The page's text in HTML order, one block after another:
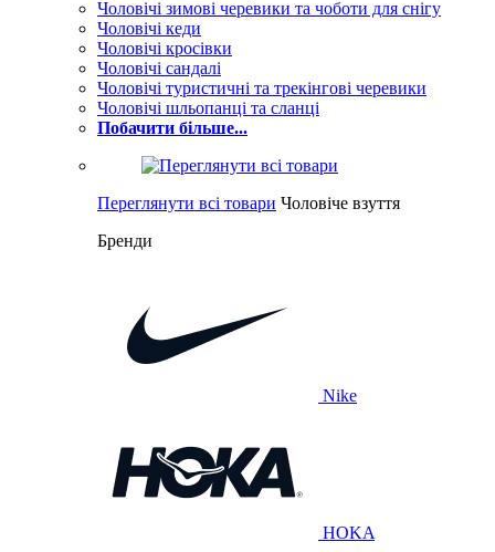
Чоловічі зимові черевики та чоботи для снігу
Чоловічі кеди
Чоловічі кросівки
Чоловічі сандалі
Чоловічі туристичні та трекінгові черевики
Чоловічі шльопанці та сланці
Побачити більше...
Переглянути всі товари Чоловіче взуття
Бренди
Nike
HOKA